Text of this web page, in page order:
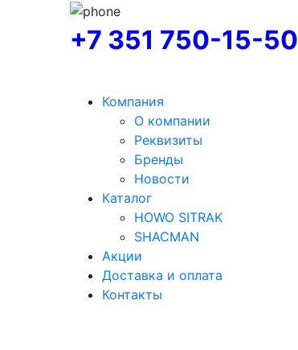
+7 351 750-15-50
Компания
О компании
Реквизиты
Бренды
Новости
Каталог
HOWO SITRAK
SHACMAN
Акции
Доставка и оплата
Контакты